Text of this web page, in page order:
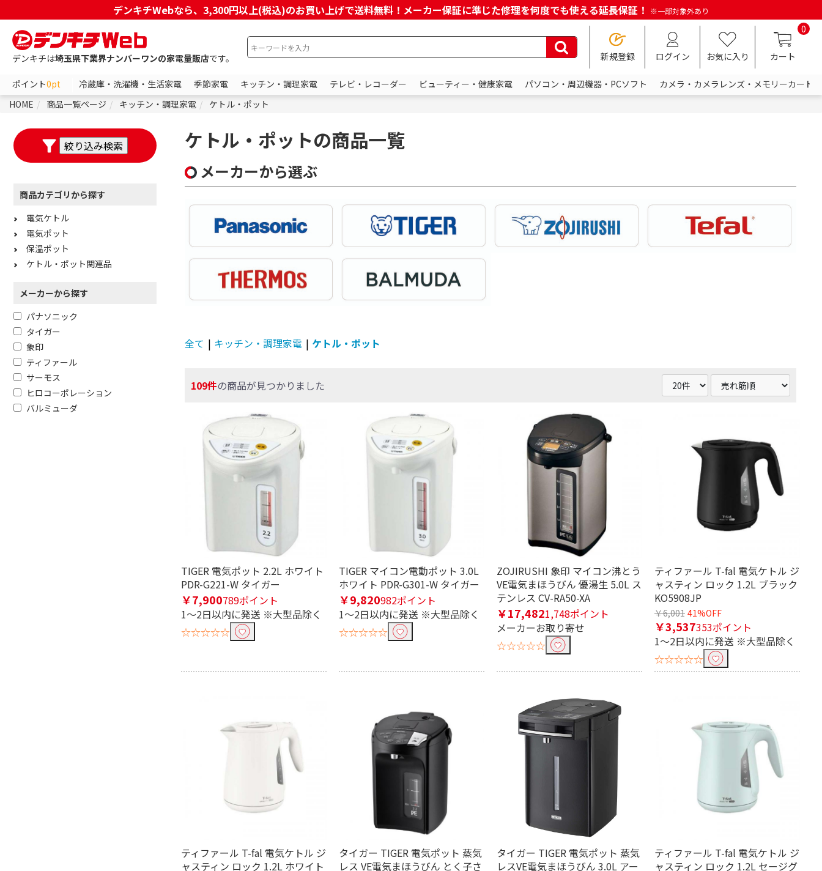
デンキチWebなら、3,300円以上(税込)のお買い上げで送料無料！メーカー保証に準じた修理を何度でも使える延長保証！ ※一部対象外あり
デンキチは埼玉県下業界ナンバーワンの家電量販店です。 新規登録 ログイン お気に入り
0
カート
ポイント0pt 冷蔵庫・洗濯機・生活家電 季節家電 キッチン・調理家電 テレビ・レコーダー ビューティー・健康家電 パソコン・周辺機器・PCソフト
カメラ・カメラレンズ・メモリーカード
HOME
商品一覧ページ キッチン・調理家電 ケトル・ポット
ケトル・ポットの商品一覧
メーカーから選ぶ
全て | キッチン・調理家電 | ケトル・ポット
109件の商品が見つかりました
TIGER 電気ポット 2.2L ホワイト
PDR-G221-W タイガー
￥7,900789ポイント
1～2日以内に発送 ※大型品除く
☆☆☆☆☆
TIGER マイコン電動ポット 3.0L
ホワイト PDR-G301-W タイガー
￥9,820982ポイント
1～2日以内に発送 ※大型品除く
☆☆☆☆☆
ZOJIRUSHI 象印 マイコン沸とう
VE電気まほうびん 優湯生 5.0L ス
テンレス CV-RA50-XA
￥17,4821,748ポイント
メーカーお取り寄せ
☆☆☆☆☆
ティファール T-fal 電気ケトル ジ
ャスティン ロック 1.2L ブラック
KO5908JP
￥6,001 41%OFF
￥3,537353ポイント
1～2日以内に発送 ※大型品除く
☆☆☆☆☆
ティファール T-fal 電気ケトル ジ
ャスティン ロック 1.2L ホワイト
タイガー TIGER 電気ポット 蒸気
レス VE電気まほうびん とく子さ
タイガー TIGER 電気ポット 蒸気
レスVE電気まほうびん 3.0L アー
ティファール T-fal 電気ケトル ジ
ャスティン ロック 1.2L セージグ
商品カテゴリから探す
電気ケトル
電気ポット
保温ポット
ケトル・ポット関連品
メーカーから探す
パナソニック
タイガー
象印
ティファール
サーモス
ヒロコーポレーション
バルミューダ
条件で絞り込む
除外する にチェックを入れると、指定したワードを除外して検索します。
0.8～0.89L 0.6～0.69L 1.0～1.9L 2.0～2.9L
保温機能で絞り込む